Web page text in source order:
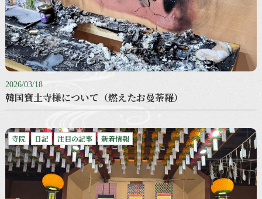
2026/03/18
韓国寶土寺様について（燃えたお曼荼羅）
寺院 日記 注目の記事 新着情報